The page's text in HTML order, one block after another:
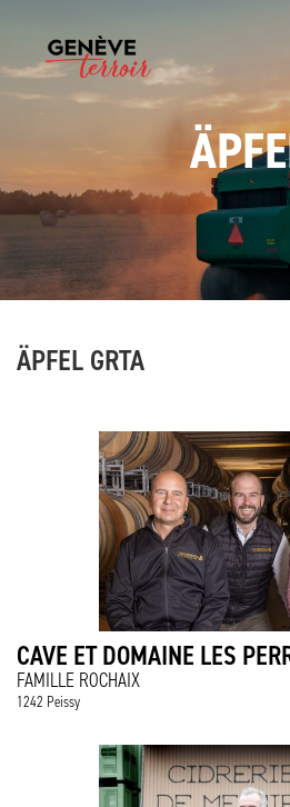
ÄPFEL GRTA
CAVE ET DOMAINE LES
FAMILLE ROCHAIX
1242 Peissy